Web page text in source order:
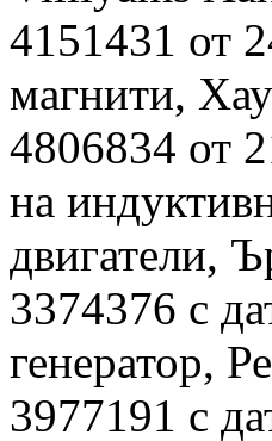
4151431 от
магнити,
4806834 от
на
двигатели,
3374376 с
генератор,
3977191 с